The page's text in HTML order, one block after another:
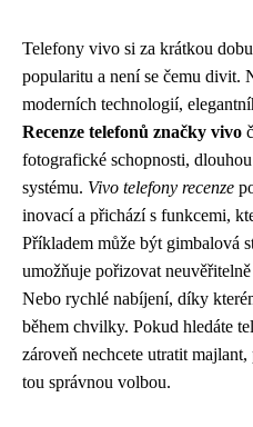
Telefony vivo si za krátkou
popularitu a není se čemu divit.
moderních technologií,
Recenze telefonů značky vivo
fotografické schopnosti,
systému. Vivo telefony recenze
inovací a přichází s funkcemi,
Příkladem může být gimbalová
umožňuje pořizovat
Nebo rychlé nabíjení, díky
během chvilky. Pokud hledáte
zároveň nechcete utratit
tou správnou volbou.